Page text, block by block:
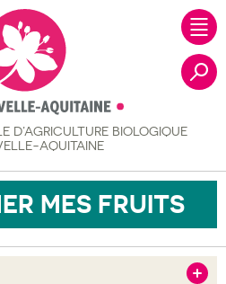
D’AGRICULTURE BIOLOGIQUE
AQUITAINE
MES FRUITS